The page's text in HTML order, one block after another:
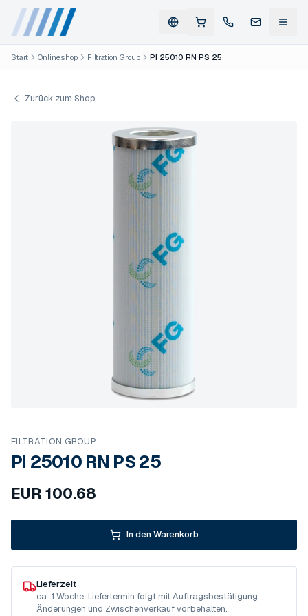
Start Onlineshop Filtration Group PI 25010 RN PS 25
Zurück zum Shop
FILTRATION GROUP
PI 25010 RN PS 25
EUR 100.68
In den Warenkorb
Lieferzeit
ca. 1 Woche. Liefertermin folgt mit Auftragsbestätigung.
Änderungen und Zwischenverkauf vorbehalten.